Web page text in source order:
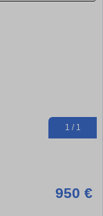
1 / 1
950 €